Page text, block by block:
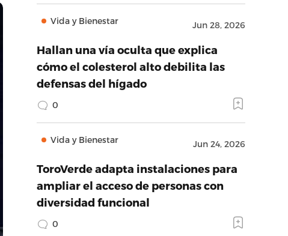
Vida y Bienestar Jun 28, 2026
Hallan una vía oculta que explica
cómo el colesterol alto debilita las
defensas del hígado
0
Vida y Bienestar Jun 24, 2026
ToroVerde adapta instalaciones para
ampliar el acceso de personas con
diversidad funcional
0